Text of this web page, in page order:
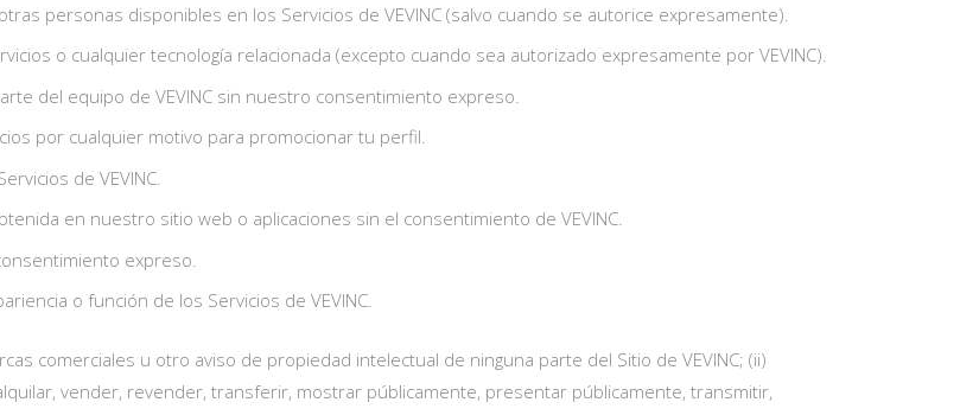
personas disponibles en los Servicios de VEVINC (salvo cuando se autorice expresamente).
o cualquier tecnología relacionada (excepto cuando sea autorizado expresamente por VEVINC).
del equipo de VEVINC sin nuestro consentimiento expreso.
por cualquier motivo para promocionar tu perfil.
de VEVINC.
en nuestro sitio web o aplicaciones sin el consentimiento de VEVINC.
expreso.
o función de los Servicios de VEVINC.
comerciales u otro aviso de propiedad intelectual de ninguna parte del Sitio de VEVINC; (ii)
vender, revender, transferir, mostrar públicamente, presentar públicamente, transmitir,